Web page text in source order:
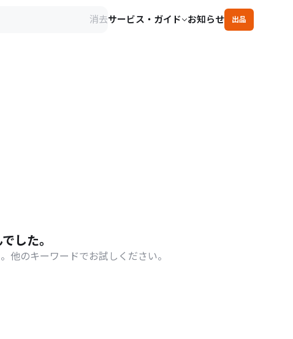
消去サービス・ガイド お知らせ 出品
した。
他のキーワードでお試しください。